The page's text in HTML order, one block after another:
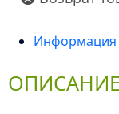
Информация
ОПИСАНИЕ